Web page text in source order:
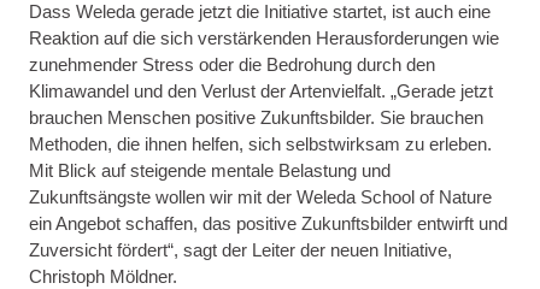
Dass Weleda gerade jetzt die Initiative startet, ist auch eine
Reaktion auf die sich verstärkenden Herausforderungen wie
zunehmender Stress oder die Bedrohung durch den
Klimawandel und den Verlust der Artenvielfalt. „Gerade jetzt
brauchen Menschen positive Zukunftsbilder. Sie brauchen
Methoden, die ihnen helfen, sich selbstwirksam zu erleben.
Mit Blick auf steigende mentale Belastung und
Zukunftsängste wollen wir mit der Weleda School of Nature
ein Angebot schaffen, das positive Zukunftsbilder entwirft und
Zuversicht fördert“, sagt der Leiter der neuen Initiative,
Christoph Möldner.